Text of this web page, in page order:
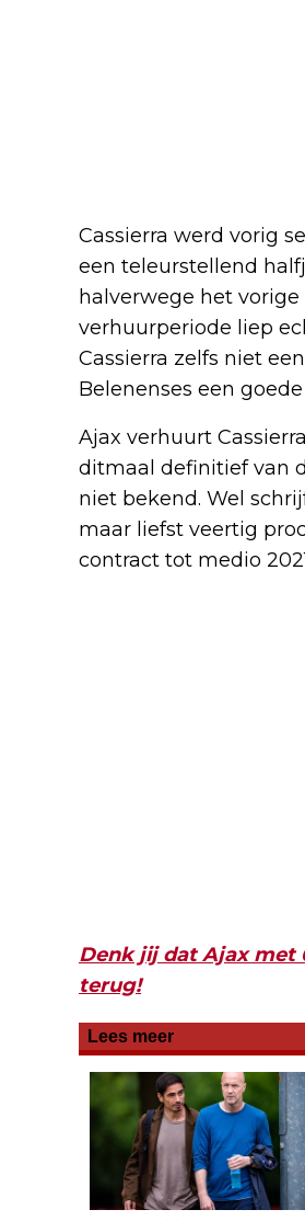
Cassierra werd vorig
een teleurstellend
halverwege het
verhuurperiode liep
Cassierra zelfs niet
Belenenses een
Ajax verhuurt
ditmaal definitief van
niet bekend. Wel
maar liefst veertig
contract tot medio
Denk jij dat Ajax met
terug!